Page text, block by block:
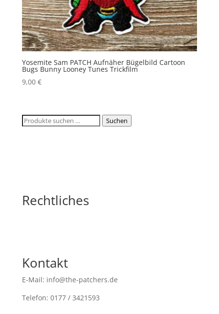
Yosemite Sam PATCH Aufnäher Bügelbild Cartoon
Bugs Bunny Looney Tunes Trickfilm
9,00 €
Suchen
Suchen
Rechtliches
Kontakt
E-Mail: info@the-patchers.de
Telefon: 0177 / 3421593